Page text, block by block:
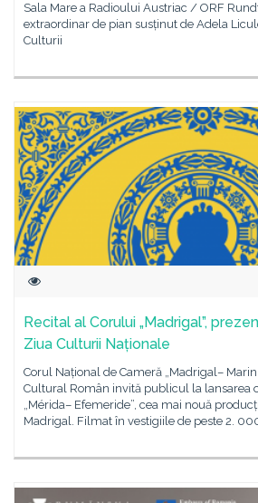
Sala Mare a Radioului Austriac / ORF
extraordinar de pian susținut de Adela
Culturii
Recital al Corului „Madrigal”,
Ziua Culturii Naționale
Corul Național de Cameră „Madrigal–
Cultural Român invită publicul la lansarea
„Mérida– Efemeride”, cea mai nouă
Madrigal. Filmat în vestigiile de peste 2.